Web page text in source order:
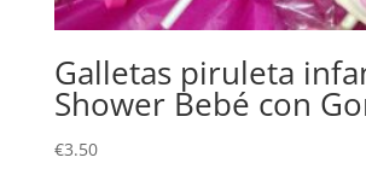
Galletas piruleta
Shower Bebé con
€3.50